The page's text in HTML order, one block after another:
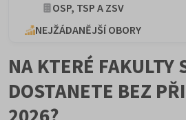
OSP, TSP A ZSV
NEJŽÁDANĚJŠÍ OBORY
NA KTERÉ FAKULTY
DOSTANETE BEZ